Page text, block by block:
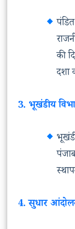
की
दशा
3. भूखंडीय
4. सुधार